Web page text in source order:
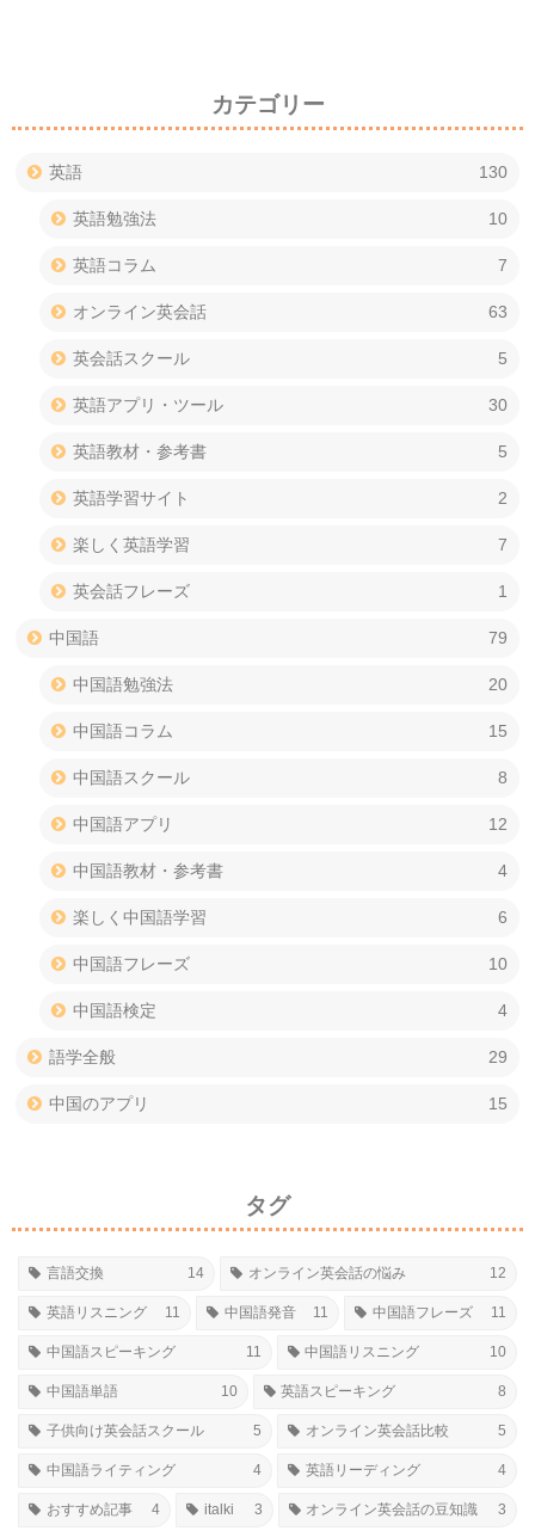
カテゴリー
英語 130
英語勉強法 10
英語コラム 7
オンライン英会話 63
英会話スクール 5
英語アプリ・ツール 30
英語教材・参考書 5
英語学習サイト 2
楽しく英語学習 7
英会話フレーズ 1
中国語 79
中国語勉強法 20
中国語コラム 15
中国語スクール 8
中国語アプリ 12
中国語教材・参考書 4
楽しく中国語学習 6
中国語フレーズ 10
中国語検定 4
語学全般 29
中国のアプリ 15
タグ
言語交換 14 オンライン英会話の悩み 12
英語リスニング 11 中国語発音 11 中国語フレーズ 11
中国語スピーキング 11 中国語リスニング 10
中国語単語 10 英語スピーキング 8
子供向け英会話スクール 5 オンライン英会話比較 5
中国語ライティング 4 英語リーディング 4
おすすめ記事 4 italki 3 オンライン英会話の豆知識 3